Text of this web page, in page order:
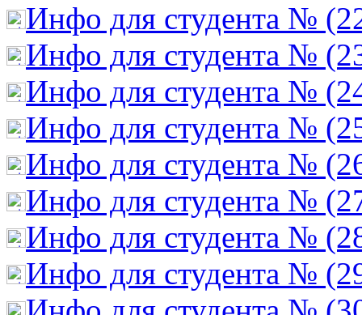
Инфо для студента №
Инфо для студента №
Инфо для студента №
Инфо для студента №
Инфо для студента №
Инфо для студента №
Инфо для студента №
Инфо для студента №